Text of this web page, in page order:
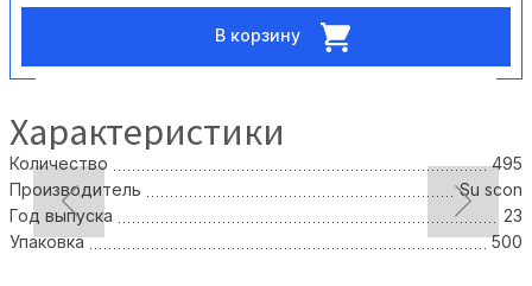
В корзину
Характеристики
Количество
495
Производитель
Su scon
Год выпуска
23
Упаковка
500